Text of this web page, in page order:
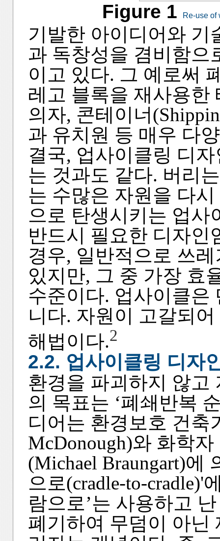
Figure 1 Re-use of
기발한 아이디어와 기
과 독창성을 겸비함으
이고 있다. 그 예로써
레고 블록을 재사용한
의자, 콘테이너
과 유치원 등 매우 다
결국, 업사이클링 디
는 것과도 같다. 버리
는 수많은 자원을 다
으로 탄생시키는 업사
반드시 필요한 디자인
경우, 일반적으로 쓰
있지만, 그 중 가장 효
수준이다. 업사이클은
니다. 자원이 고갈되
해법이다.2
2.2. 업사이클링 디자
환경을 파괴하지 않고
의 목표는 ‘폐쇄반복
디어는 환경보호 건축
McDonough)와 화학
(Michael Braungart)에
으로(cradle-to-cradle)'
람으로’는 사용하고
폐기하여 무덤이 아닌